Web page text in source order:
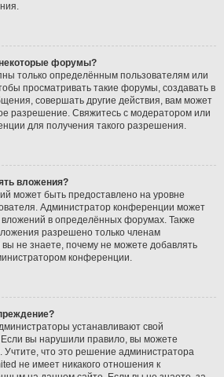
форумы?
только определённым пользователям или
просматривать такие форумы, создавать в
совершать другие действия, вам может
разрешение. Свяжитесь с модератором или
для получения такого разрешения.
вложения?
может быть предоставлено на уровне
Администратор конференции может
в определённых форумах. Также
разрешено только членам
не знаете, почему не можете добавлять
конференции.
устанавливают свой
вы нарушили правило, вы можете
Учтите, что это решение администратора
не имеет никакого отношения к